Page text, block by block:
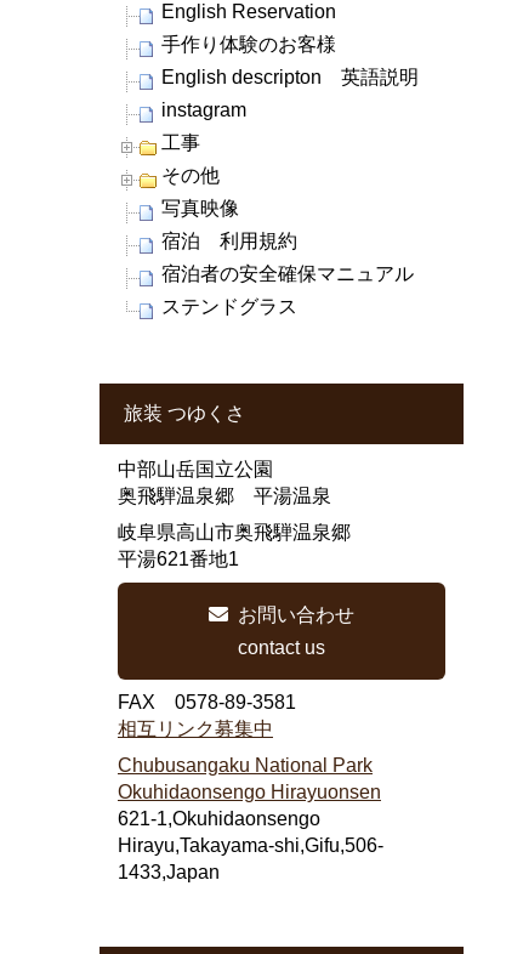
English Reservation
手作り体験のお客様
English descripton 英語説明
instagram
工事
その他
写真映像
宿泊 利用規約
宿泊者の安全確保マニュアル
ステンドグラス
旅装 つゆくさ
中部山岳国立公園
奥飛騨温泉郷 平湯温泉
岐阜県高山市奥飛騨温泉郷
平湯621番地1
お問い合わせ
contact us
FAX 0578-89-3581
相互リンク募集中
Chubusangaku National Park
Okuhidaonsengo Hirayuonsen
621-1,Okuhidaonsengo
Hirayu,Takayama-shi,Gifu,506-
1433,Japan